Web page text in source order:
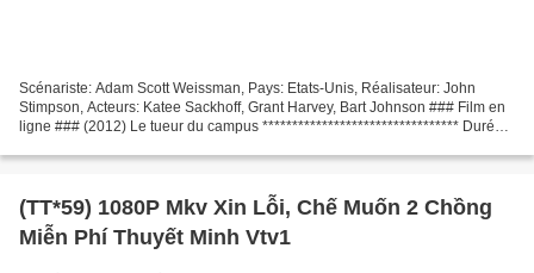
Scénariste: Adam Scott Weissman, Pays: Etats-Unis, Réalisateur: John
Stimpson, Acteurs: Katee Sackhoff, Grant Harvey, Bart Johnson ### Film en
ligne ### (2012) Le tueur du campus ********************************* Durée:
(TT*59) 1080P Mkv Xin Lỗi, Chế Muốn 2 Chồng
Miễn Phí Thuyết Minh Vtv1